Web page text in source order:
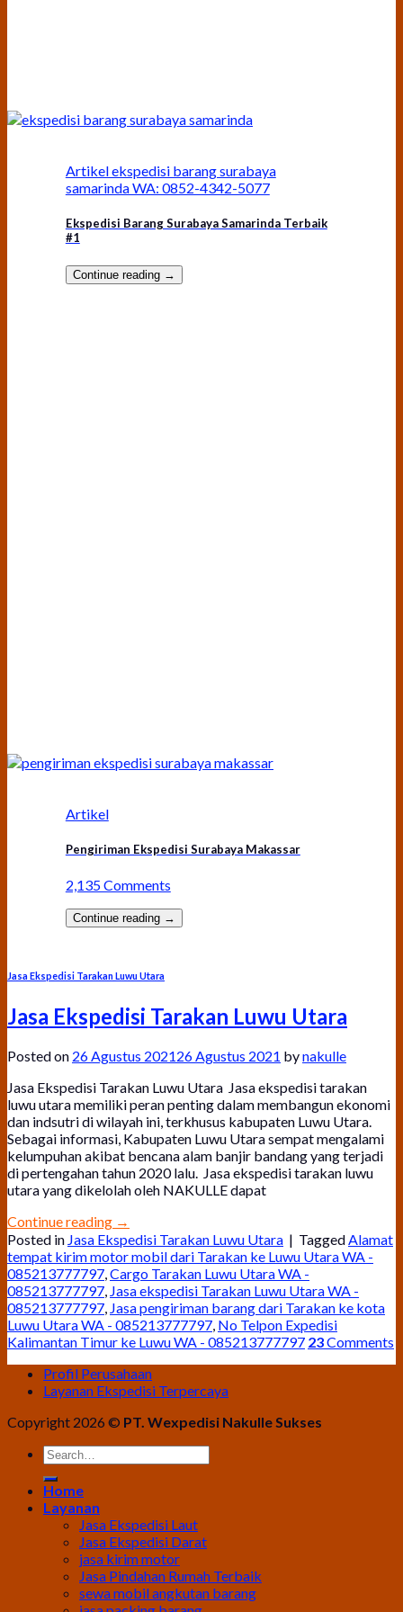
Artikel ekspedisi barang surabaya
samarinda WA: 0852-4342-5077
Ekspedisi Barang Surabaya Samarinda Terbaik
#1
Continue reading →
Artikel
Pengiriman Ekspedisi Surabaya Makassar
2,135 Comments
Continue reading →
Jasa Ekspedisi Tarakan Luwu Utara
Jasa Ekspedisi Tarakan Luwu Utara
Posted on 26 Agustus 202126 Agustus 2021 bynakulle
Jasa Ekspedisi Tarakan Luwu Utara Jasa ekspedisi tarakan
luwu utara memiliki peran penting dalam membangun ekonomi
dan indsutri di wilayah ini, terkhusus kabupaten Luwu Utara.
Sebagai informasi, Kabupaten Luwu Utara sempat mengalami
kelumpuhan akibat bencana alam banjir bandang yang terjadi
di pertengahan tahun 2020 lalu. Jasa ekspedisi tarakan luwu
utara yang dikelolah oleh NAKULLE dapat
Continue reading →
Posted in Jasa Ekspedisi Tarakan Luwu Utara | TaggedAlamat
tempat kirim motor mobil dari Tarakan ke Luwu Utara WA -
085213777797,Cargo Tarakan Luwu Utara WA -
085213777797, Jasa ekspedisi Tarakan Luwu Utara WA -
085213777797, Jasa pengiriman barang dari Tarakan ke kota
Luwu Utara WA - 085213777797, No Telpon Expedisi
Kalimantan Timur ke Luwu WA - 085213777797 23Comments
Profil Perusahaan
Layanan Ekspedisi Terpercaya
Copyright 2026 © PT. Wexpedisi Nakulle Sukses
Home
Layanan
Jasa Ekspedisi Laut
Jasa Ekspedisi Darat
jasa kirim motor
Jasa Pindahan Rumah Terbaik
sewa mobil angkutan barang